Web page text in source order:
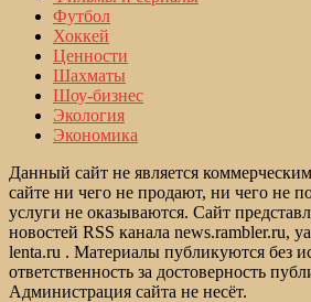
Футбол
Хоккей
Ценности
Шахматы
Шоу-бизнес
Экология
Экономика
Данный сайт не является
сайте ни чего не продают, ни чего не
услуги не оказываются. Сайт
новостей RSS канала news.rambler.ru,
lenta.ru . Материалы публикуются без
ответственность за достоверность
Администрация сайта не несёт.